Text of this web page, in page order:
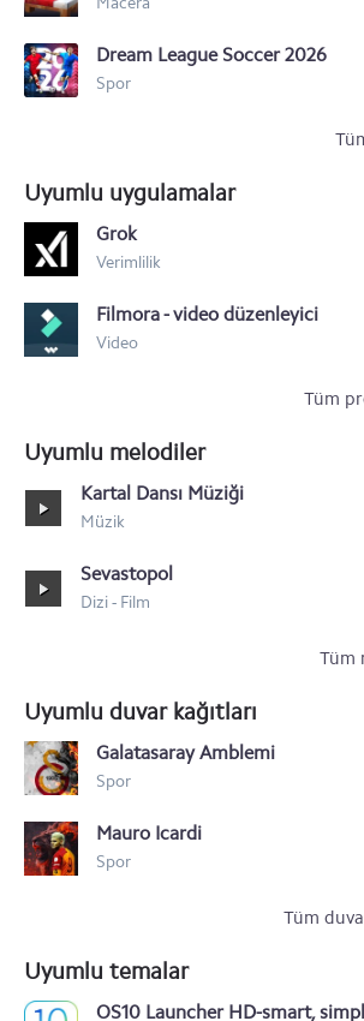
LG V50 ThinQ
LG V20
LG G5
LG G4
Dream League Soccer 2026
Spor
Uyumlu uygulamalar
Grok
Verimlilik
Filmora - video düzenleyici
Video
Tüm
Uyumlu melodiler
Kartal Dansı Müziği
Müzik
Sevastopol
Dizi - Film
Tüm
Uyumlu duvar kağıtları
Galatasaray Amblemi
Spor
Mauro Icardi
Spor
Tüm
Uyumlu temalar
OS10 Launcher HD-smart,